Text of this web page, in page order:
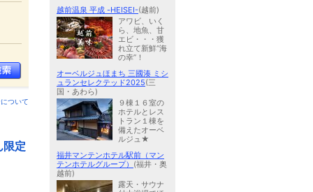
ついて
定
越前温泉 平成 -HEISEI-(越前)
アワビ、いく
ら、地魚、甘
エビ・・・獲
れ立て新鮮“海
の幸”！
オーベルジュほまち 三國湊 ミシ
ュランセレクテッド2025(三
国・あわら)
９棟１６室の
ホテルとレス
トラン１棟を
備えたオーベ
ルジュ★
福井マンテンホテル駅前（マン
テンホテルグループ） (福井・奥
越前)
露天・サウナ